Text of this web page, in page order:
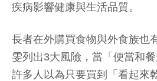
疾病影響健康與生活品質。
長者在外購買食物與外食族也
雯列出3大風險，當「便當和
許多人以為只要買到「看起來